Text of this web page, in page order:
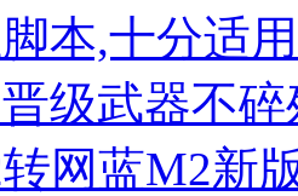
本,十分适
级武器不
网蓝M2新